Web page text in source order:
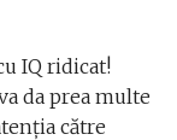
IQ ridicat!
da prea multe
către